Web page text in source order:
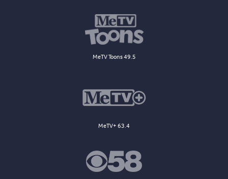
MeTV Toons 49.5
MeTV+ 63.4